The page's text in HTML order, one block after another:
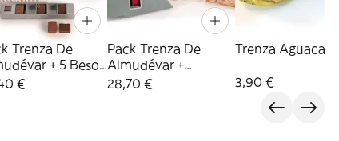
Trenza De
+ 5 Besos
€
Pack Trenza De
Almudévar +
Trenzada Graus
28,70 €
Trenza Aguacate
3,90 €